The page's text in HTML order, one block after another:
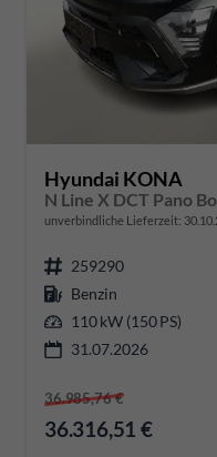
Hyundai KONA
N Line X DCT Pano
unverbindliche Lieferzeit:
259290
Benzin
110 kW (150 PS)
31.07.2026
36.985,76 €
36.316,51 €